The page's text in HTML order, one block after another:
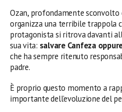
Ozan, profondamente sconvolto
organizza una terribile trappola
protagonista si ritrova davanti
sua vita: salvare Canfeza
che ha sempre ritenuto
padre.
È proprio questo momento a
importante dell’evoluzione del